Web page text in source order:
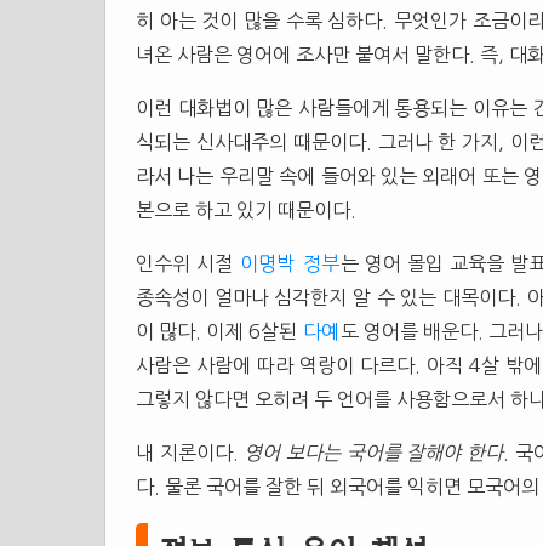
히 아는 것이 많을 수록 심하다. 무엇인가 조금이
녀온 사람은 영어에 조사만 붙여서 말한다. 즉, 대
이런 대화법이 많은 사람들에게 통용되는 이유는
식되는 신사대주의 때문이다. 그러나 한 가지, 이
라서 나는 우리말 속에 들어와 있는 외래어 또는
본으로 하고 있기 때문이다.
인수위 시절 이명박 정부는 영어 몰입 교육을 발
종속성이 얼마나 심각한지 알 수 있는 대목이다.
이 많다. 이제 6살된
다예 도 영어를 배운다. 그러
사람은 사람에 따라 역랑이 다르다. 아직 4살 밖
그렇지 않다면 오히려 두 언어를 사용함으로서
내 지론이다. 영어 보다는 국어를 잘해야 한다. 국
다. 물론 국어를 잘한 뒤 외국어를 익히면 모국어